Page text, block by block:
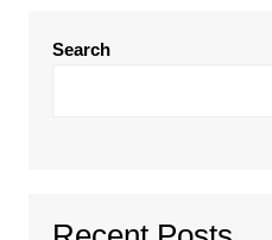
Search